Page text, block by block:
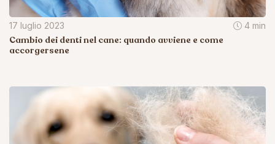
17 luglio 2023 4 min
Cambio dei denti nel cane: quando avviene e come
accorgersene